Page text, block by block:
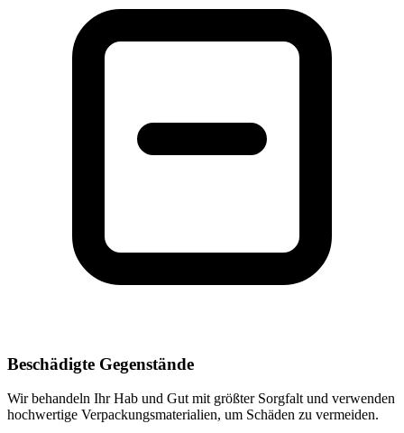
Beschädigte Gegenstände
Wir behandeln Ihr Hab und Gut mit größter Sorgfalt und verwenden
hochwertige Verpackungsmaterialien, um Schäden zu vermeiden.